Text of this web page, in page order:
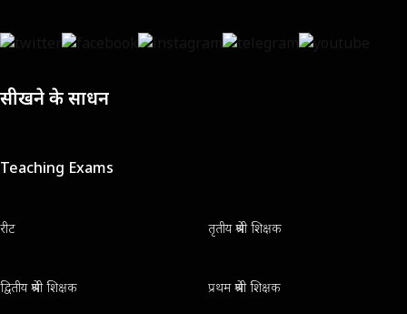
सीखने के साधन
Teaching Exams
रीट तृतीय श्रेणी शिक्षक
द्वितीय श्रेणी शिक्षक प्रथम श्रेणी शिक्षक